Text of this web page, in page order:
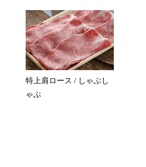
特上肩ロース / しゃぶし
ゃぶ